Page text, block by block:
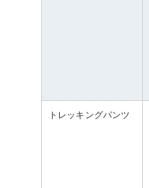
トレッキングパンツ